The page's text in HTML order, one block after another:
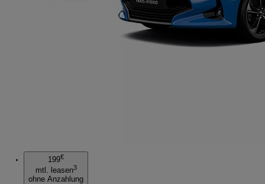
199€
mtl. leasen3
ohne Anzahlung